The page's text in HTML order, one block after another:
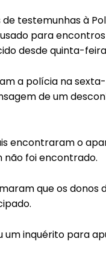
testemunhas à
para
desde quinta-
a polícia na
de um
encontraram o
não foi encontrado.
que os donos
um inquérito para